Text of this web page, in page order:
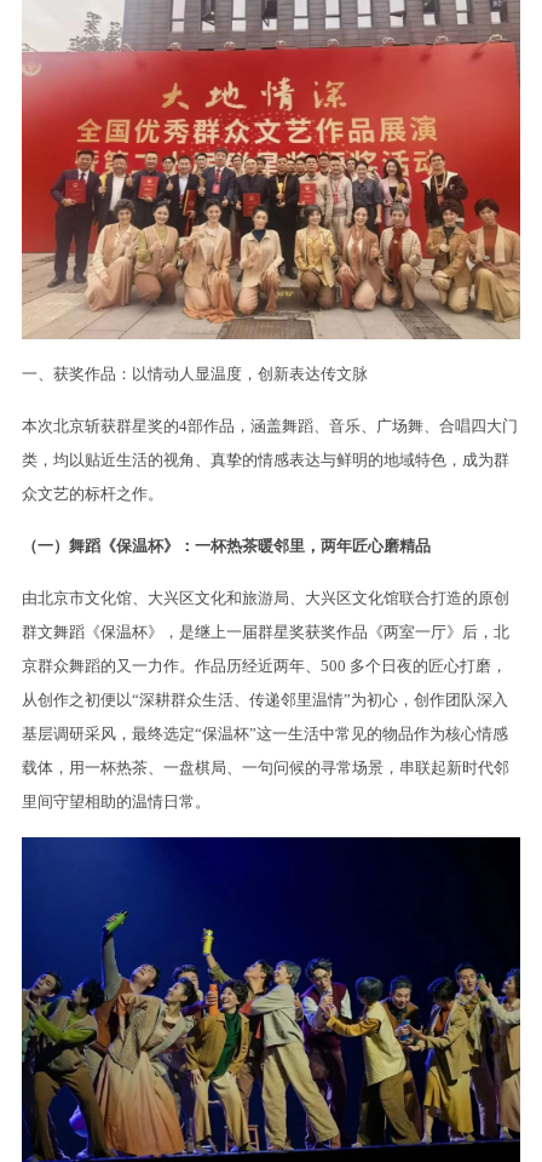
一、获奖作品：以情动人显温度，创新表达传文脉
本次北京斩获群星奖的4部作品，涵盖舞蹈、音乐、广场舞、合唱四大门
类，均以贴近生活的视角、真挚的情感表达与鲜明的地域特色，成为群
众文艺的标杆之作。
（一）舞蹈《保温杯》：一杯热茶暖邻里，两年匠心磨精品
由北京市文化馆、大兴区文化和旅游局、大兴区文化馆联合打造的原创
群文舞蹈《保温杯》，是继上一届群星奖获奖作品《两室一厅》后，北
京群众舞蹈的又一力作。作品历经近两年、500 多个日夜的匠心打磨，
从创作之初便以“深耕群众生活、传递邻里温情”为初心，创作团队深入
基层调研采风，最终选定“保温杯”这一生活中常见的物品作为核心情感
载体，用一杯热茶、一盘棋局、一句问候的寻常场景，串联起新时代邻
里间守望相助的温情日常。